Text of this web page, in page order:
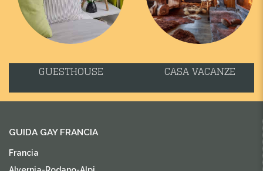
GUESTHOUSE CASA VACANZE
GUIDA GAY FRANCIA
Francia